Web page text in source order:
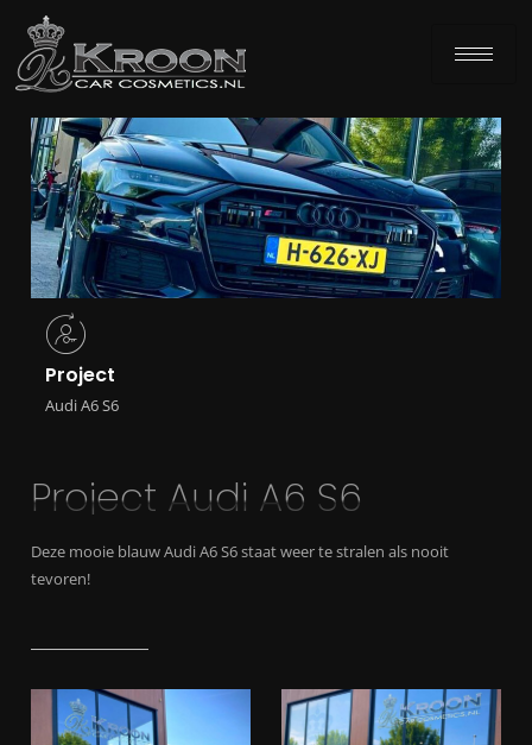
Project
Audi A6 S6
Project Audi A6 S6
Deze mooie blauw Audi A6 S6 staat weer te stralen als nooit
tevoren!